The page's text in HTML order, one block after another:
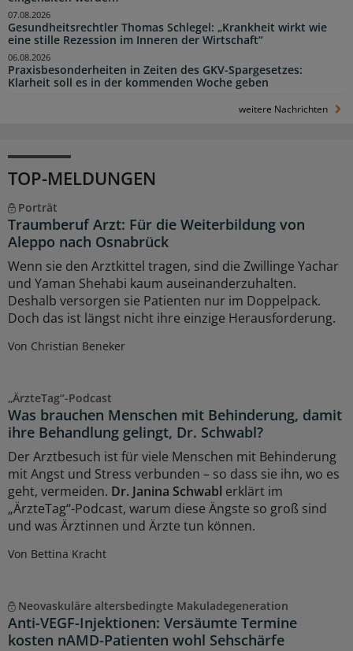
Gesundheitsrechtler Thomas Schlegel: „Krankheit wirkt wie
eine stille Rezession im Inneren der Wirtschaft“
07.08.2026
Praxisbesonderheiten in Zeiten des GKV-Spargesetzes:
Klarheit soll es in der kommenden Woche geben
06.08.2026
weitere Nachrichten
TOP-MELDUNGEN
Porträt
Traumberuf Arzt: Für die Weiterbildung von
Aleppo nach Osnabrück
Wenn sie den Arztkittel tragen, sind die Zwillinge Yachar
und Yaman Shehabi kaum auseinanderzuhalten.
Deshalb versorgen sie Patienten nur im Doppelpack.
Doch das ist längst nicht ihre einzige Herausforderung.
Von Christian Beneker
„ÄrzteTag“-Podcast
Was brauchen Menschen mit Behinderung, damit
ihre Behandlung gelingt, Dr. Schwabl?
Der Arztbesuch ist für viele Menschen mit Behinderung
mit Angst und Stress verbunden – so dass sie ihn, wo es
geht, vermeiden. Dr. Janina Schwabl erklärt im
„ÄrzteTag“-Podcast, warum diese Ängste so groß sind
und was Ärztinnen und Ärzte tun können.
Von Bettina Kracht
Neovaskuläre altersbedingte Makuladegeneration
Anti-VEGF-Injektionen: Versäumte Termine
kosten nAMD-Patienten wohl Sehschärfe